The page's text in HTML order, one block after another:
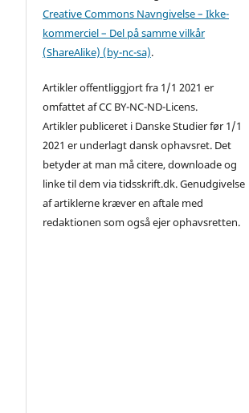
Creative Commons Navngivelse – Ikke-
kommerciel – Del på samme vilkår
(ShareAlike) (by-nc-sa).
Artikler offentliggjort fra 1/1 2021 er
omfattet af CC BY-NC-ND-Licens.
Artikler publiceret i Danske Studier før 1/1
2021 er underlagt dansk ophavsret. Det
betyder at man må citere, downloade og
linke til dem via tidsskrift.dk. Genudgivelse
af artiklerne kræver en aftale med
redaktionen som også ejer ophavsretten.